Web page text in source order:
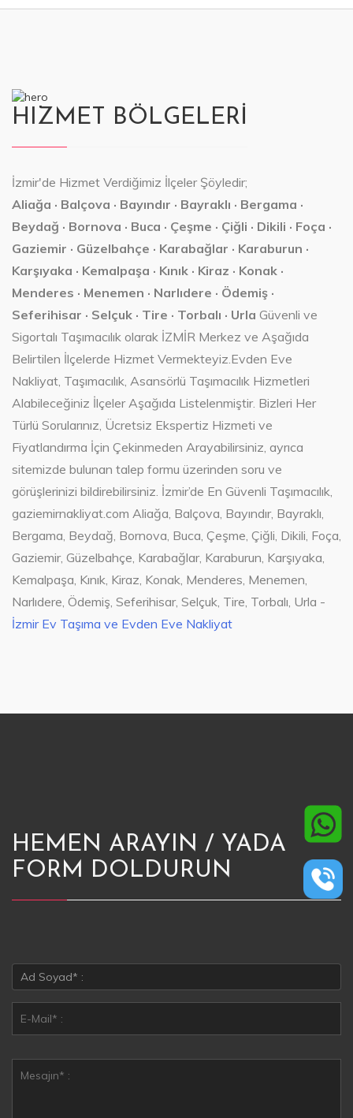
HIZMET BÖLGELERİ
İzmir'de Hizmet Verdiğimiz İlçeler Şöyledir;
Aliağa · Balçova · Bayındır · Bayraklı · Bergama ·
Beydağ · Bornova · Buca · Çeşme · Çiğli · Dikili · Foça ·
Gaziemir · Güzelbahçe · Karabağlar · Karaburun ·
Karşıyaka · Kemalpaşa · Kınık · Kiraz · Konak ·
Menderes · Menemen · Narlıdere · Ödemiş ·
Seferihisar · Selçuk · Tire · Torbalı · Urla Güvenli ve
Sigortalı Taşımacılık olarak İZMİR Merkez ve Aşağıda
Belirtilen İlçelerde Hizmet Vermekteyiz.Evden Eve
Nakliyat, Taşımacılık, Asansörlü Taşımacılık Hizmetleri
Alabileceğiniz İlçeler Aşağıda Listelenmiştir. Bizleri Her
Türlü Sorularınız, Ücretsiz Ekspertiz Hizmeti ve
Fiyatlandırma İçin Çekinmeden Arayabilirsiniz, ayrıca
sitemizde bulunan talep formu üzerinden soru ve
görüşlerinizi bildirebilirsiniz. İzmir’de En Güvenli Taşımacılık,
gaziemirnakliyat.com Aliağa, Balçova, Bayındır, Bayraklı,
Bergama, Beydağ, Bornova, Buca, Çeşme, Çiğli, Dikili, Foça,
Gaziemir, Güzelbahçe, Karabağlar, Karaburun, Karşıyaka,
Kemalpaşa, Kınık, Kiraz, Konak, Menderes, Menemen,
Narlıdere, Ödemiş, Seferihisar, Selçuk, Tire, Torbalı, Urla -
İzmir Ev Taşıma ve Evden Eve Nakliyat
HEMEN ARAYIN / YADA
FORM DOLDURUN